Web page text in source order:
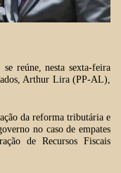
reúne, nesta sexta-feira
Arthur Lira(PP-AL),
da reforma tributária e
no caso de empates
de Recursos Fiscais